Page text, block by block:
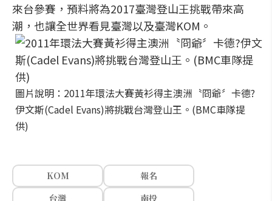
來台參賽，預料將為2017臺灣登山王挑戰帶來高
潮，也讓全世界看見臺灣以及臺灣KOM。
圖片說明：2011年環法大賽黃衫得主澳洲〝冏爺〞卡德?
伊文斯(Cadel Evans)將挑戰台灣登山王。(BMC車隊提
供)
KOM
報名
台灣
南投